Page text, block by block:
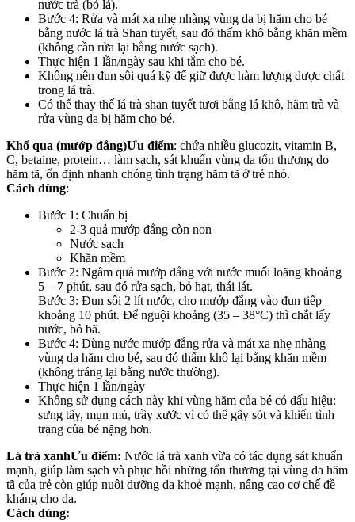
nước trà (bỏ lá).
Bước 4: Rửa và mát xa nhẹ nhàng vùng da bị hăm cho bé
bằng nước lá trà Shan tuyết, sau đó thấm khô bằng khăn mềm
(không cần rửa lại bằng nước sạch).
Thực hiện 1 lần/ngày sau khi tắm cho bé.
Không nên đun sôi quá kỹ để giữ được hàm lượng dược chất
trong lá trà.
Có thể thay thế lá trà shan tuyết tươi bằng lá khô, hãm trà và
rửa vùng da bị hăm cho bé.
Khổ qua (mướp đắng)Ưu điểm: chứa nhiều glucozit, vitamin B,
C, betaine, protein… làm sạch, sát khuẩn vùng da tổn thương do
hăm tã, ổn định nhanh chóng tình trạng hăm tã ở trẻ nhỏ.
Cách dùng:
Bước 1: Chuẩn bị
2-3 quả mướp đắng còn non
Nước sạch
Khăn mềm
Bước 2: Ngâm quả mướp đắng với nước muối loãng khoảng
5 – 7 phút, sau đó rửa sạch, bỏ hạt, thái lát.
Bước 3: Đun sôi 2 lít nước, cho mướp đắng vào đun tiếp
khoảng 10 phút. Để nguội khoảng (35 – 38°C) thì chắt lấy
nước, bỏ bã.
Bước 4: Dùng nước mướp đắng rửa và mát xa nhẹ nhàng
vùng da hăm cho bé, sau đó thấm khô lại bằng khăn mềm
(không tráng lại bằng nước thường).
Thực hiện 1 lần/ngày
Không sử dụng cách này khi vùng hăm của bé có dấu hiệu:
sưng tấy, mụn mủ, trầy xước vì có thể gây sót và khiến tình
trạng của bé nặng hơn.
Lá trà xanhƯu điểm: Nước lá trà xanh vừa có tác dụng sát khuẩn
mạnh, giúp làm sạch và phục hồi những tổn thương tại vùng da hăm
tã của trẻ còn giúp nuôi dưỡng da khoẻ mạnh, nâng cao cơ chế đề
kháng cho da.
Cách dùng: